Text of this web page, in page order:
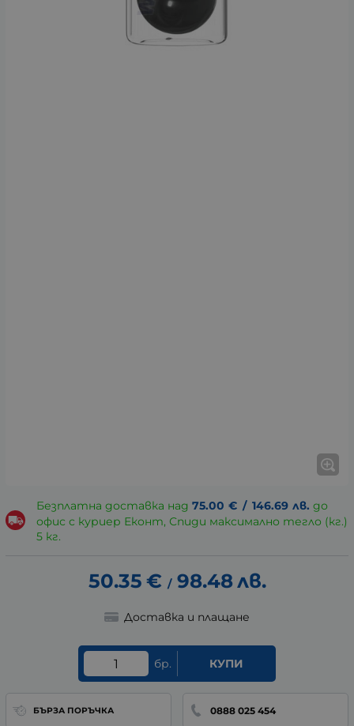
Безплатна доставка над 75.00 € / 146.69 лв. до
офис с куриер Еконт, Спиди максимално тегло (кг.)
5 кг.
50.35 € / 98.48лв.
Доставка и плащане
бр. КУПИ
БЪРЗА ПОРЪЧКА 0888 025 454